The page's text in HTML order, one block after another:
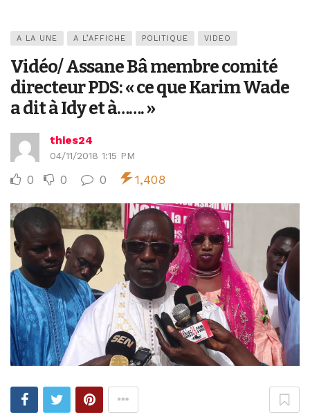
A LA UNE A L’AFFICHE POLITIQUE VIDEO
Vidéo/ Assane Bâ membre comité
directeur PDS: « ce que Karim Wade
a dit à Idy et à……. »
thies24
04/11/2018 1:15 PM
0 0 0 1,408